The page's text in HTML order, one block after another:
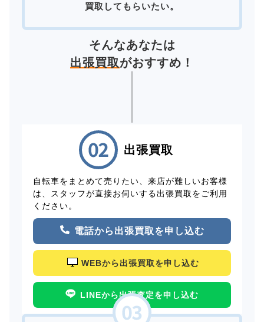
買取してもらいたい。
そんなあなたは
出張買取がおすすめ！
出張買取
自転車をまとめて売りたい、来店が難しいお客様
は、スタッフが直接お伺いする出張買取をご利用
ください。
電話から出張買取を申し込む
WEBから出張買取を申し込む
LINEから出張査定を申し込む